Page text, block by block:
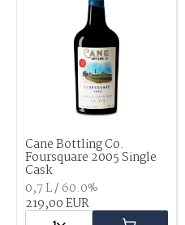
Cane Bottling Co.
Foursquare 2005 Single
Cask
0,7 L / 60.0%
219,00 EUR